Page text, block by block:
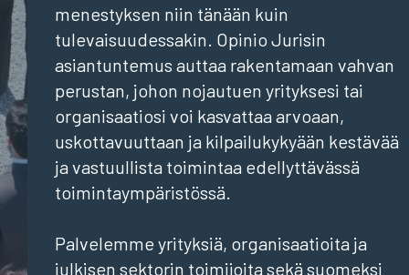
menestyksen niin tänään kuin
tulevaisuudessakin. Opinio Jurisin
asiantuntemus auttaa rakentamaan vahvan
perustan, johon nojautuen yrityksesi tai
organisaatiosi voi kasvattaa arvoaan,
uskottavuuttaan ja kilpailukykyään kestävää
ja vastuullista toimintaa edellyttävässä
toimintaympäristössä.
Palvelemme yrityksiä, organisaatioita ja
julkisen sektorin toimijoita sekä suomeksi